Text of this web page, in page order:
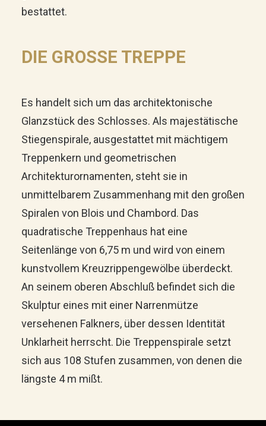
bestattet.
DIE GROSSE TREPPE
Es handelt sich um das architektonische
Glanzstück des Schlosses. Als majestätische
Stiegenspirale, ausgestattet mit mächtigem
Treppenkern und geometrischen
Architekturornamenten, steht sie in
unmittelbarem Zusammenhang mit den großen
Spiralen von Blois und Chambord. Das
quadratische Treppenhaus hat eine
Seitenlänge von 6,75 m und wird von einem
kunstvollem Kreuzrippengewölbe überdeckt.
An seinem oberen Abschluß befindet sich die
Skulptur eines mit einer Narrenmütze
versehenen Falkners, über dessen Identität
Unklarheit herrscht. Die Treppenspirale setzt
sich aus 108 Stufen zusammen, von denen die
längste 4 m mißt.